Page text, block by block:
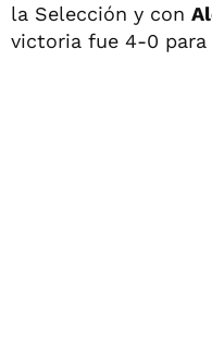
la Selección y con
victoria fue 4-0